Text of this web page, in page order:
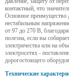
контактный, что
Основное преимущество
нестабильным
от 97 до 270 В,
полезна, если вы
электричества или на
электросетях -
дорогостоящего
Технические